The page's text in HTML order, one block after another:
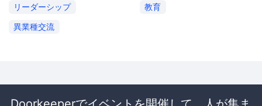
リーダーシップ
教育
異業種交流